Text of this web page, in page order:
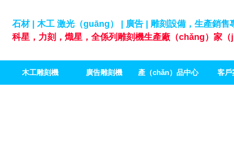
石材 | 木工 激光（guāng） | 廣告 | 雕刻設備，生產銷售
科星，力刻，熾星，全係列雕刻機生產廠（chǎng）家（
木工雕刻機 廣告雕刻機 產（chǎn）品中心 客戶